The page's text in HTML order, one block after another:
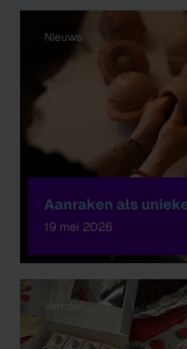
Nieuws
Aanraken als
19 mei 2026
Verhaal